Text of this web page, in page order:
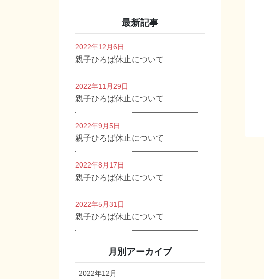
最新記事
2022年12月6日
親子ひろば休止について
2022年11月29日
親子ひろば休止について
2022年9月5日
親子ひろば休止について
2022年8月17日
親子ひろば休止について
2022年5月31日
親子ひろば休止について
月別アーカイブ
2022年12月